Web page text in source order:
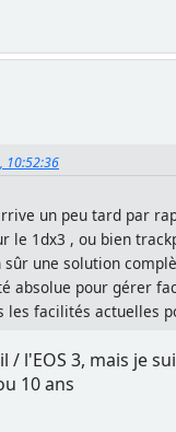
10:52:36
un peu tard par
le 1dx3 , ou bien
une solution
absolue pour gérer
les facilités actuelles
/ l'EOS 3, mais je
10 ans